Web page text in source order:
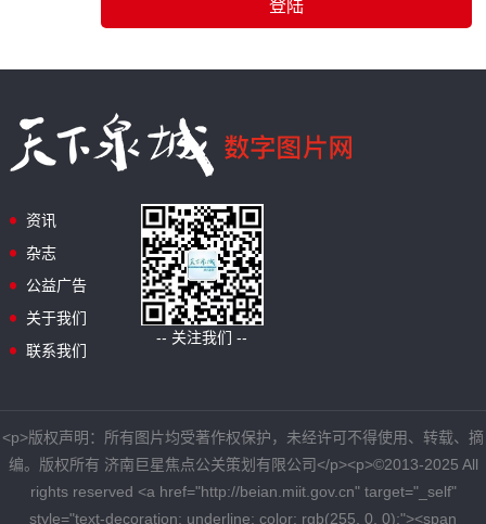
资讯
杂志
公益广告
关于我们
联系我们
-- 关注我们 --
<p>版权声明：所有图片均受著作权保护，未经许可不得使用、转载、摘
编。版权所有 济南巨星焦点公关策划有限公司</p><p>©2013-2025 All
rights reserved <a href="http://beian.miit.gov.cn" target="_self"
style="text-decoration: underline; color: rgb(255, 0, 0);"><span